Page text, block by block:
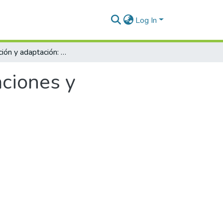
Log In
Individuación y adaptación: entre determinaciones y contingencias.
y